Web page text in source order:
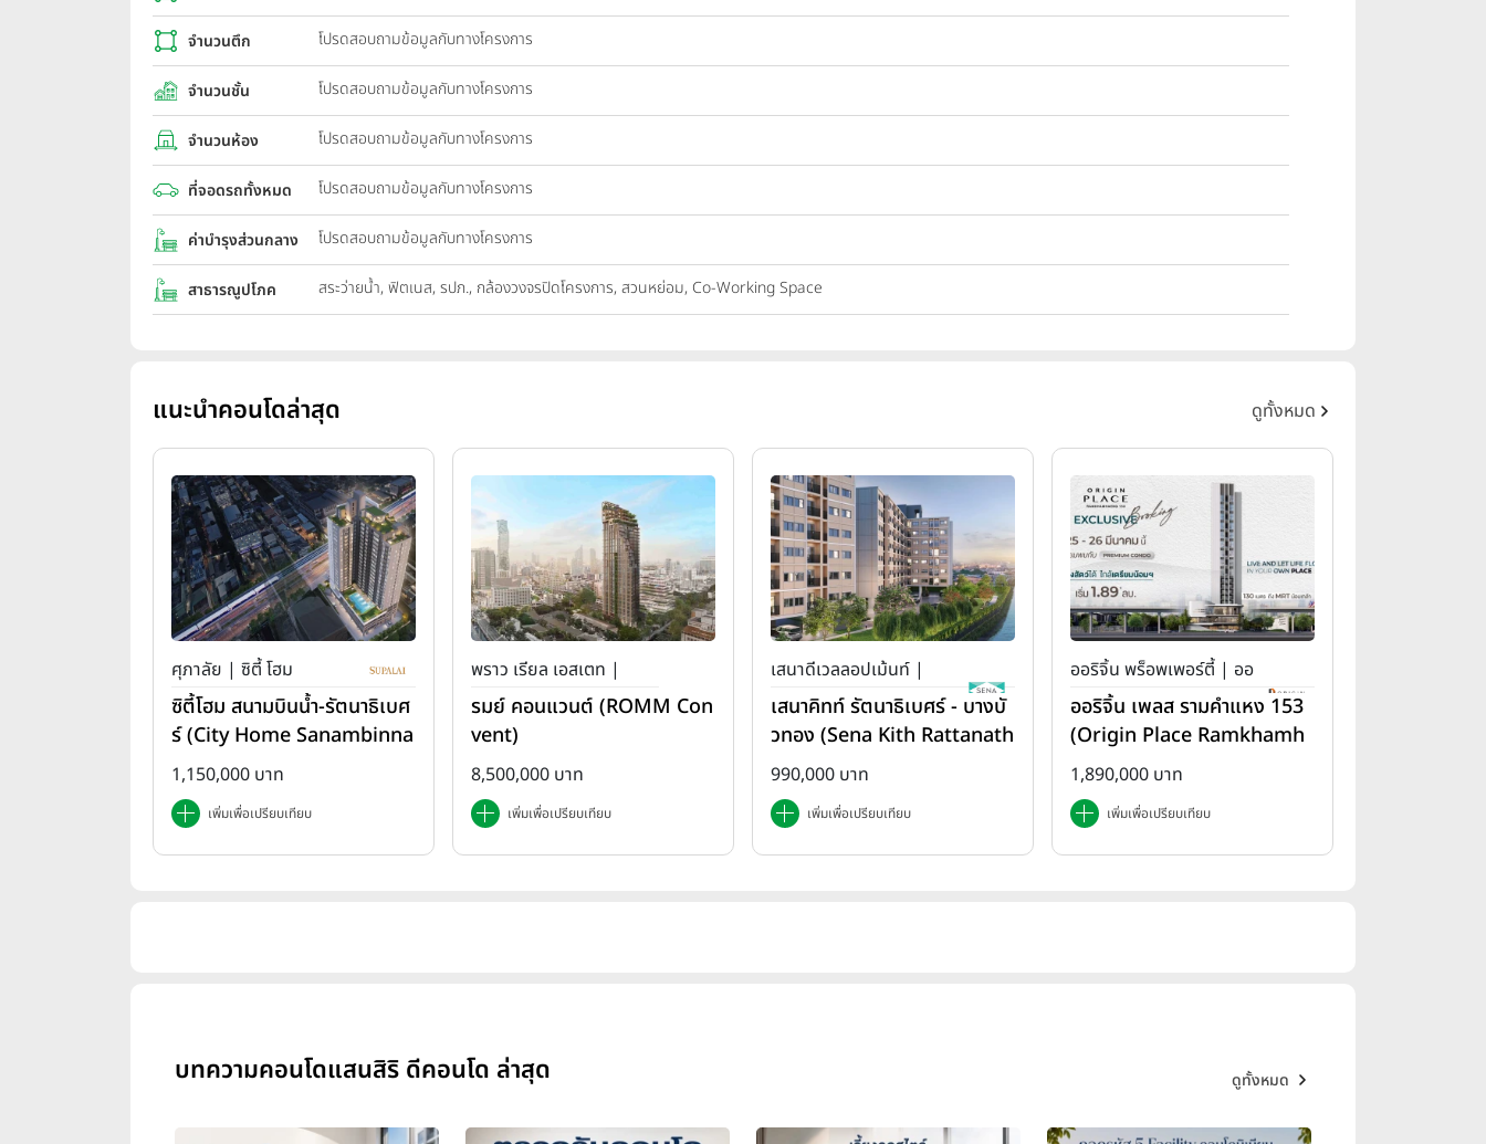
จำนวนตึก โปรดสอบถามข้อมูลกับทางโครงการ
จำนวนชั้น โปรดสอบถามข้อมูลกับทางโครงการ
จำนวนห้อง โปรดสอบถามข้อมูลกับทางโครงการ
ที่จอดรถทั้งหมด โปรดสอบถามข้อมูลกับทางโครงการ
ค่าบำรุงส่วนกลาง โปรดสอบถามข้อมูลกับทางโครงการ
สาธารณูปโภค สระว่ายน้ำ, ฟิตเนส, รปภ., กล้องวงจรปิดโครงการ, สวนหย่อม, Co-Working Space
แนะนำคอนโดล่าสุด ดูทั้งหมด
ศุภาลัย | ซิตี้ โฮม
ซิตี้โฮม สนามบินน้ำ-รัตนาธิเบศ
ร์ (City Home Sanambinna
m-Rattanathibet)
1,150,000 บาท
เพิ่มเพื่อเปรียบเทียบ
พราว เรียล เอสเตท |
รมย์ คอนแวนต์ (ROMM Con
vent)
8,500,000 บาท
เพิ่มเพื่อเปรียบเทียบ
เสนาดีเวลลอปเม้นท์ |
เสนา คิทท์
เสนาคิทท์ รัตนาธิเบศร์ - บางบั
วทอง (Sena Kith Rattanath
ibet - Bangbuathong)
990,000 บาท
เพิ่มเพื่อเปรียบเทียบ
ออริจิ้น พร็อพเพอร์ตี้ | ออ
ริจิ้น เพลส
ออริจิ้น เพลส รามคำแหง 153
(Origin Place Ramkhamh
aeng 153)
1,890,000 บาท
เพิ่มเพื่อเปรียบเทียบ
บทความคอนโดแสนสิริ ดีคอนโด ล่าสุด ดูทั้งหมด